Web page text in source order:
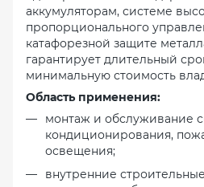
аккумуляторам, системе
пропорционального
катафорезной защите
гарантирует длительный
минимальную стоимость
Область применения:
монтаж и обслуживание
кондиционирования,
освещения;
внутренние